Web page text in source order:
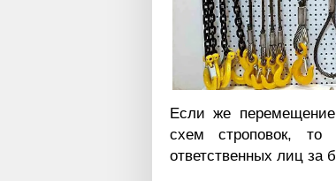
Если же перемещение
схем строповок, то
ответственных лиц за